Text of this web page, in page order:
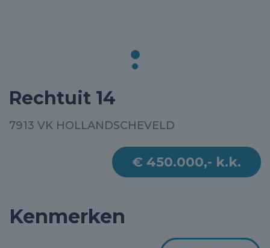
Rechtuit 14
7913 VK HOLLANDSCHEVELD
€ 450.000,- k.k.
Kenmerken